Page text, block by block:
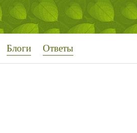
Блоги Ответы